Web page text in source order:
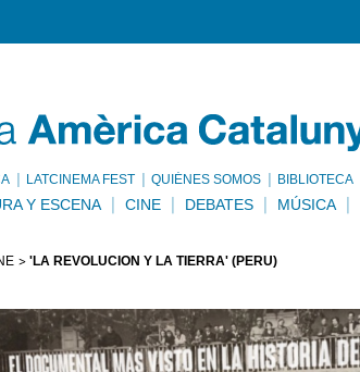
LATCINEMA FEST QUIÉNES SOMOS BIBLIOTECA
Y ESCENA CINE DEBATES MÚSICA
'LA REVOLUCIÓN Y LA TIERRA' (PERÚ)